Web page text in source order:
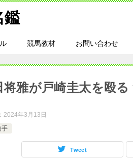
鑑
競馬教材 お問い合わせ
将雅が戸崎圭太を殴
2024年3月13日
手
Tweet